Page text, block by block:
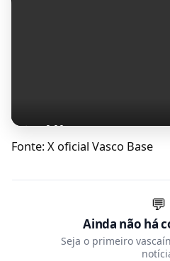
Fonte: X oficial Vasco Base
💬
Ainda não há
Seja o primeiro